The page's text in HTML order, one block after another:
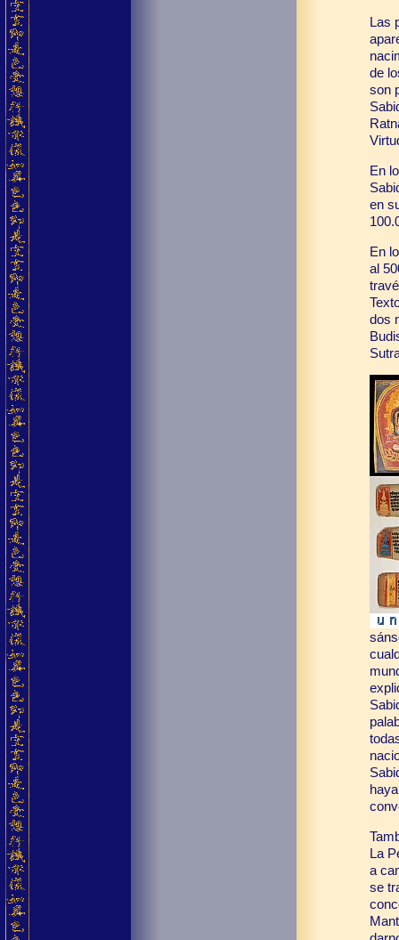
Las
de
son
En
en
En
al
dos
La
a
se